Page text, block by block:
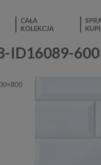
CAŁA
KOLEKCJA
ID16089-